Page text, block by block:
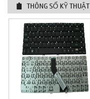
THÔNG SỐ KỸ THUẬT